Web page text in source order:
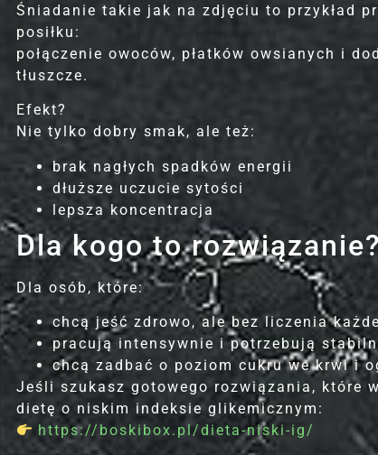
Śniadanie takie jak na zdjęciu to przykład
posiłku:
połączenie owoców, płatków owsianych i
tłuszcze.
Efekt?
Nie tylko dobry smak, ale też:
brak nagłych spadków energii
dłuższe uczucie sytości
lepsza koncentracja
Dla kogo to rozwiązanie?
Dla osób, które:
chcą jeść zdrowo, ale bez liczenia
pracują intensywnie i potrzebują
chcą zadbać o poziom cukru we krwi i
Jeśli szukasz gotowego rozwiązania, które
dietę o niskim indeksie glikemicznym:
https://boskibox.pl/dieta-niski-ig/